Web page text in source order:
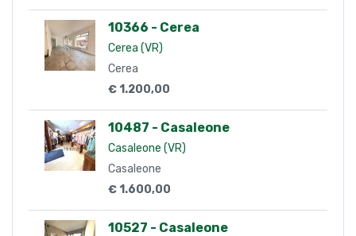
10366 - Cerea
Cerea (VR)
Cerea
€ 1.200,00
10487 - Casaleone
Casaleone (VR)
Casaleone
€ 1.600,00
10527 - Casaleone